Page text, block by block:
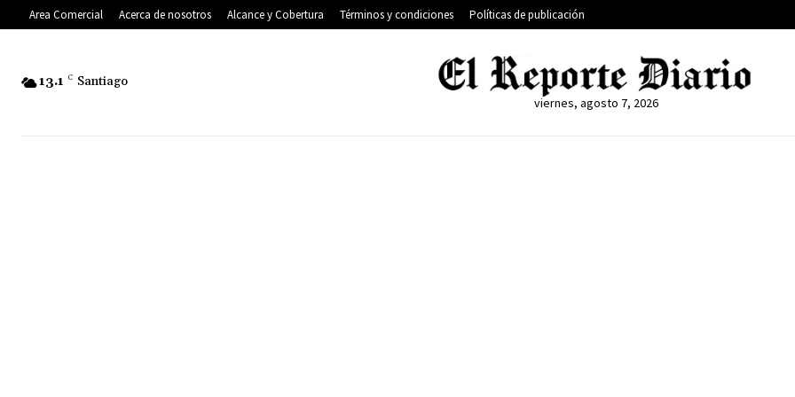
Area Comercial Acerca de nosotros Alcance y Cobertura Términos y condiciones Políticas de publicación
13.1 C Santiago
viernes, agosto 7, 2026